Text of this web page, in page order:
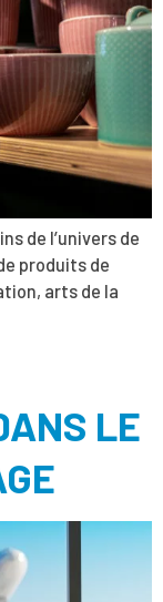
de l’univers de
produits de
arts de la
LE